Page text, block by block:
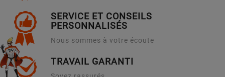
SERVICE ET CONSEILS
PERSONNALISÉS
Nous sommes à votre écoute
TRAVAIL GARANTI